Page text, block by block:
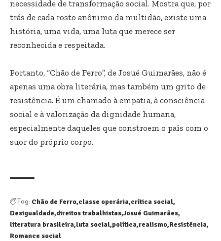
necessidade de transformação social. Mostra que, por
trás de cada rosto anônimo da multidão, existe uma
história, uma vida, uma luta que merece ser
reconhecida e respeitada.
Portanto, “Chão de Ferro”, de Josué Guimarães, não é
apenas uma obra literária, mas também um grito de
resistência. É um chamado à empatia, à consciência
social e à valorização da dignidade humana,
especialmente daqueles que constroem o país com o
suor do próprio corpo.
Tag: Chão de Ferro classe operária crítica social
Desigualdade direitos trabalhistas Josué Guimarães
literatura brasileira luta social política realismo Resistência
Romance social